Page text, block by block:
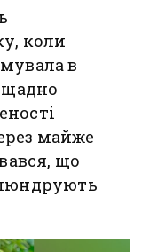
коли
в
майже
що